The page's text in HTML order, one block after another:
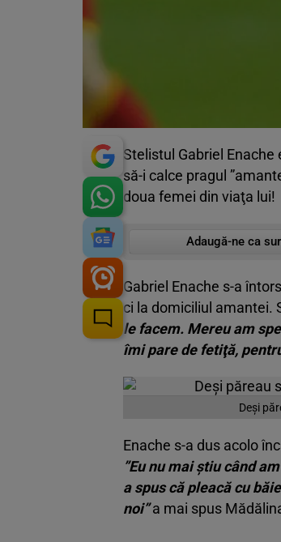
Stelistul Gabriel
să-i calce pragul
doua femei din viaţa lui!
Adaugă-ne ca
Gabriel Enache s-a
ci la domiciliul amantei.
le facem. Mereu am
îmi pare de fetiţă,
Deşi
Enache s-a dus acolo
”Eu nu maiştiu când
a spus căpleacăcu băie
noi”a mai spus